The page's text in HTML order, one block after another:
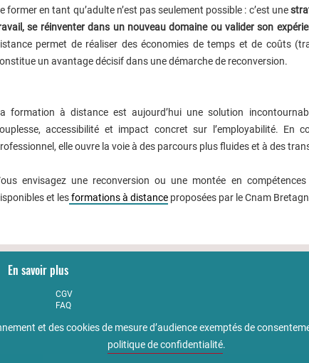
former en tant qu’adulte n’est pas seulement possible : c’est une
se réinventer dans un nouveau domaine ou valider son
permet de réaliser des économies de temps et de coûts
un avantage décisif dans une démarche de reconversion.
formation à distance est aujourd’hui une solution
accessibilité et impact concret sur l’employabilité. En
elle ouvre la voie à des parcours plus fluides et à des
envisagez une reconversion ou une montée en
et lesformations à distance proposées par le Cnam
En savoir plus
CGV
FAQ
Qualité
Accessibilité : non conforme
et des cookies de mesure d’audience exemptés de
politique de confidentialité.